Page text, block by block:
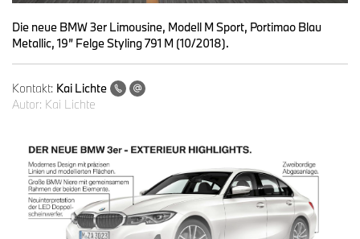
Die neue BMW 3er Limousine, Modell M Sport, Portimao Blau
Metallic, 19” Felge Styling 791 M (10/2018).
Kontakt: Kai Lichte
Autor: Kai Lichte